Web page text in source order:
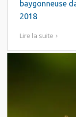
baygonneuse
2018
Lire la suite